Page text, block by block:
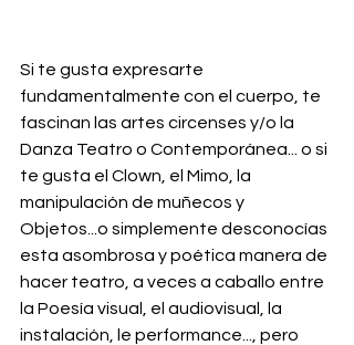
Si te gusta expresarte
fundamentalmente con el cuerpo, te
fascinan las artes circenses y/o la
Danza Teatro o Contemporánea... o si
te gusta el Clown, el Mimo, la
manipulación de muñecos y
Objetos...o simplemente desconocías
esta asombrosa y poética manera de
hacer teatro, a veces a caballo entre
la Poesía visual, el audiovisual, la
instalación, le performance..., pero